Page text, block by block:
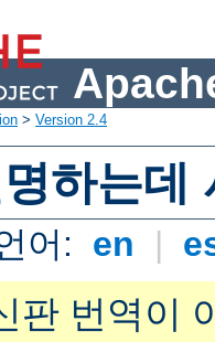
> Version 2.4
하는데
어: en |
판 번역이